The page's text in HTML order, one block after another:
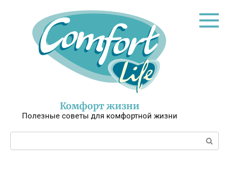
Комфорт жизни
Полезные советы для комфортной жизни
Поиск: